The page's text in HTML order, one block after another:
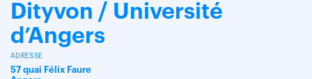
Dityvon / Université
d’Angers
ADRESSE
57 quai Félix Faure